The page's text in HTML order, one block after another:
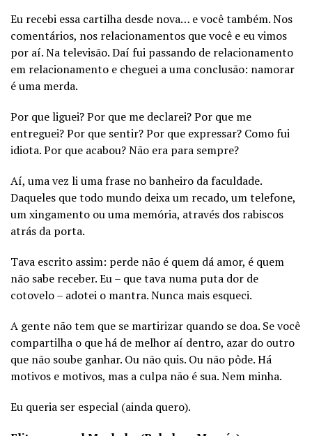
Eu recebi essa cartilha desde nova… e você também. Nos
comentários, nos relacionamentos que você e eu vimos
por aí. Na televisão. Daí fui passando de relacionamento
em relacionamento e cheguei a uma conclusão: namorar
é uma merda.
Por que liguei? Por que me declarei? Por que me
entreguei? Por que sentir? Por que expressar? Como fui
idiota. Por que acabou? Não era para sempre?
Aí, uma vez li uma frase no banheiro da faculdade.
Daqueles que todo mundo deixa um recado, um telefone,
um xingamento ou uma memória, através dos rabiscos
atrás da porta.
Tava escrito assim: perde não é quem dá amor, é quem
não sabe receber. Eu – que tava numa puta dor de
cotovelo – adotei o mantra. Nunca mais esqueci.
A gente não tem que se martirizar quando se doa. Se você
compartilha o que há de melhor aí dentro, azar do outro
que não soube ganhar. Ou não quis. Ou não pôde. Há
motivos e motivos, mas a culpa não é sua. Nem minha.
Eu queria ser especial (ainda quero).